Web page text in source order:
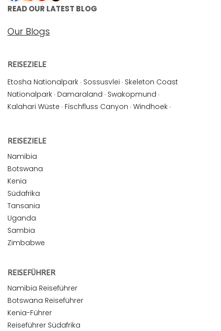
READ OUR LATEST BLOG
Our Blogs
REISEZIELE
Etosha Nationalpark · Sossusvlei · Skeleton Coast
Nationalpark · Damaraland · Swakopmund ·
Kalahari Wüste · Fischfluss Canyon · Windhoek ·
REISEZIELE
Namibia
Botswana
Kenia
Südafrika
Tansania
Uganda
Sambia
Zimbabwe
REISEFÜHRER
Namibia Reiseführer
Botswana Reiseführer
Kenia-Führer
Reiseführer Südafrika